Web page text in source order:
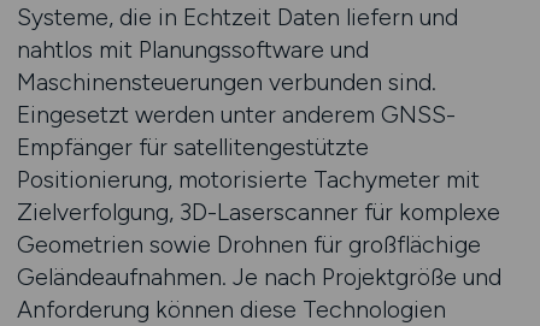
Systeme, die in Echtzeit Daten liefern und
nahtlos mit Planungssoftware und
Maschinensteuerungen verbunden sind.
Eingesetzt werden unter anderem GNSS-
Empfänger für satellitengestützte
Positionierung, motorisierte Tachymeter mit
Zielverfolgung, 3D-Laserscanner für komplexe
Geometrien sowie Drohnen für großflächige
Geländeaufnahmen. Je nach Projektgröße und
Anforderung können diese Technologien